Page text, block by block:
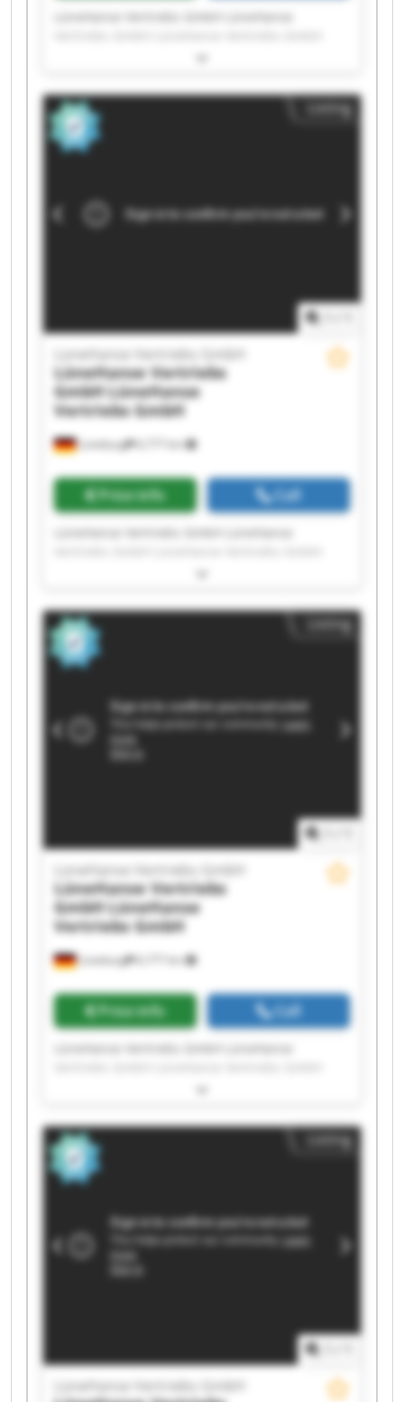
LüneHanse Vertriebs GmbH LüneHanse
LüneHanse Vertriebs GmbH LüneHanse
Vertriebs GmbH LüneHanse Vertriebs GmbH
LüneHanse Vertriebs GmbH LüneHanse
Vertriebs GmbH LüneHanse Vertriebs GmbH
LüneHanse Vertriebs GmbH LüneHanse
Vertriebs GmbH LüneHanse Vertriebs GmbH
Listing
Lüneburg 6,777 km
LüneHanse Vertriebs GmbH
LüneHanse Vertriebs
GmbH LüneHanse
Vertriebs GmbH
Price info Call
LüneHanse Vertriebs GmbH LüneHanse
LüneHanse Vertriebs GmbH LüneHanse
Vertriebs GmbH LüneHanse Vertriebs GmbH
LüneHanse Vertriebs GmbH LüneHanse
Vertriebs GmbH LüneHanse Vertriebs GmbH
Vertriebs GmbH LüneHanse Vertriebs GmbH
LüneHanse Vertriebs GmbH LüneHanse
Vertriebs GmbH LüneHanse Vertriebs GmbH
LüneHanse Vertriebs GmbH LüneHanse
Listing
Lüneburg 6,777 km
LüneHanse Vertriebs GmbH
LüneHanse Vertriebs
GmbH LüneHanse
Vertriebs GmbH
Price info Call
LüneHanse Vertriebs GmbH LüneHanse
LüneHanse Vertriebs GmbH LüneHanse
Vertriebs GmbH LüneHanse Vertriebs GmbH
LüneHanse Vertriebs GmbH LüneHanse
Vertriebs GmbH LüneHanse Vertriebs GmbH
Vertriebs GmbH LüneHanse Vertriebs GmbH
LüneHanse Vertriebs GmbH LüneHanse
Vertriebs GmbH LüneHanse Vertriebs GmbH
LüneHanse Vertriebs GmbH LüneHanse
Listing
LüneHanse Vertriebs GmbH